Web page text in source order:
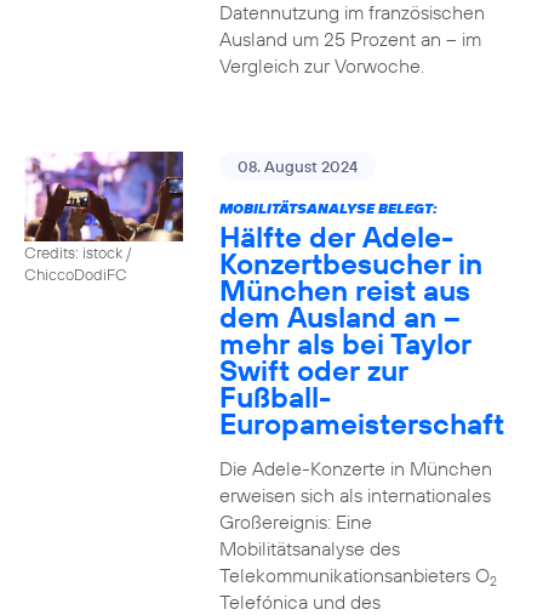
Datennutzung im französischen
Ausland um 25 Prozent an – im
Vergleich zur Vorwoche.
Credits: istock /
ChiccoDodiFC
08. August 2024
MOBILITÄTSANALYSE BELEGT:
Hälfte der Adele-
Konzertbesucher in
München reist aus
dem Ausland an –
mehr als bei Taylor
Swift oder zur
Fußball-
Europameisterschaft
Die Adele-Konzerte in München
erweisen sich als internationales
Großereignis: Eine
Mobilitätsanalyse des
Telekommunikationsanbieters O2
Telefónica und des